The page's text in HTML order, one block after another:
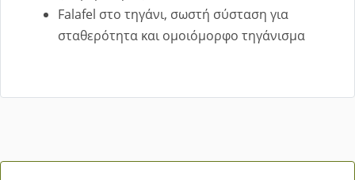
Falafel στο τηγάνι, σωστή σύσταση για
σταθερότητα και ομοιόμορφο τηγάνισμα